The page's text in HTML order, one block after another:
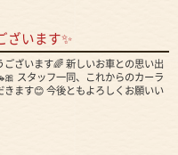
ざいます✨
ございます🌈 新しいお車との思い出
スタッフ一同、これからのカーラ
きます😊 今後ともよろしくお願いい